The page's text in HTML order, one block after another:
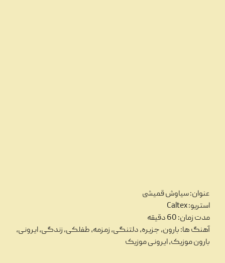
عنوان: سیاوش قمیشی
استریو: Caltex
مدت زمان: 60 دقیقه
آهنگ ها: بارون، جزیره، دلتنگی، زمزمه، طفلکی، زندگی، ایرونی،
بارون موزیک، ایرونی موزیک